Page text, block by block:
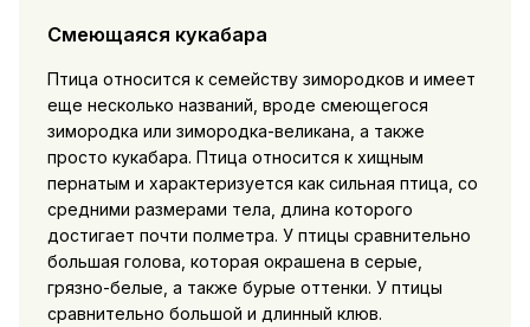
Смеющаяся кукабара
Птица относится к семейству зимородков и имеет
еще несколько названий, вроде смеющегося
зимородка или зимородка-великана, а также
просто кукабара. Птица относится к хищным
пернатым и характеризуется как сильная птица, со
средними размерами тела, длина которого
достигает почти полметра. У птицы сравнительно
большая голова, которая окрашена в серые,
грязно-белые, а также бурые оттенки. У птицы
сравнительно большой и длинный клюв.